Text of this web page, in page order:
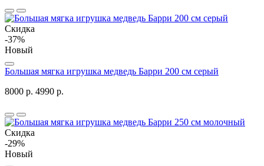
Скидка
-37%
Новый
Большая мягка игрушка медведь Барри 200 см серый
8000 р. 4990 р.
Скидка
-29%
Новый